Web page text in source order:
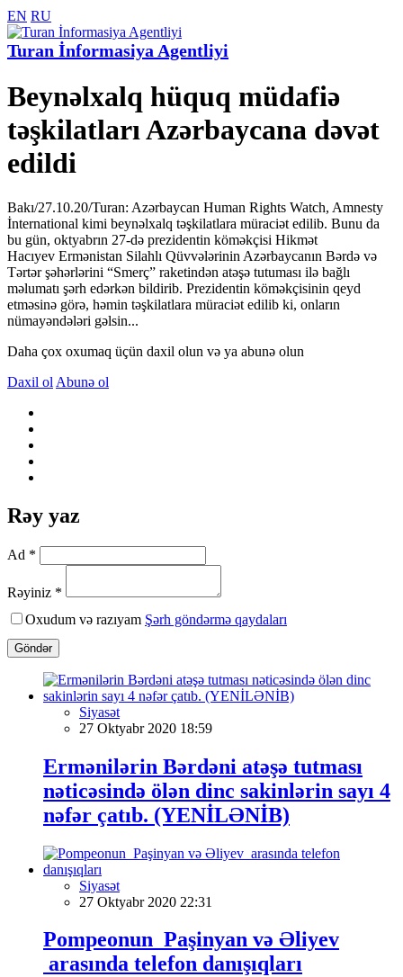
EN RU
Turan İnformasiya Agentliyi
Beynəlxalq hüquq müdafiə
təşkilatları Azərbaycana dəvət
edildi
Bakı/27.10.20/Turan: Azərbaycan Human Rights Watch, Amnesty
İnternational kimi beynəlxalq təşkilatlara müraciət edilib. Bunu da
bu gün, oktyabrın 27-də prezidentin köməkçisi Hikmət
Hacıyev Ermənistan Silahlı Qüvvələrinin Azərbaycanın Bərdə və
Tərtər şəhərlərini “Smerç” raketindən atəşə tutuması ilə bağlı
məlumatı şərh edərkən bildirib. Prezidentin köməkçisinin qeyd
etməsinə görə, həmin təşkilatlara müraciət edilib ki, onların
nümayəndələri gəlsin...
Daha çox oxumaq üçün daxil olun və ya abunə olun
Daxil ol Abunə ol
Rəy yaz
Ad *
Rəyiniz *
Oxudum və razıyam Şərh göndərmə qaydaları
Göndər
Siyasət
27 Oktyabr 2020 18:59
Ermənilərin Bərdəni atəşə tutması
nəticəsində ölən dinc sakinlərin sayı 4
nəfər çatıb. (YENİLƏNİB)
Siyasət
27 Oktyabr 2020 22:31
Pompeonun Paşinyan və Əliyev
arasında telefon danışıqları